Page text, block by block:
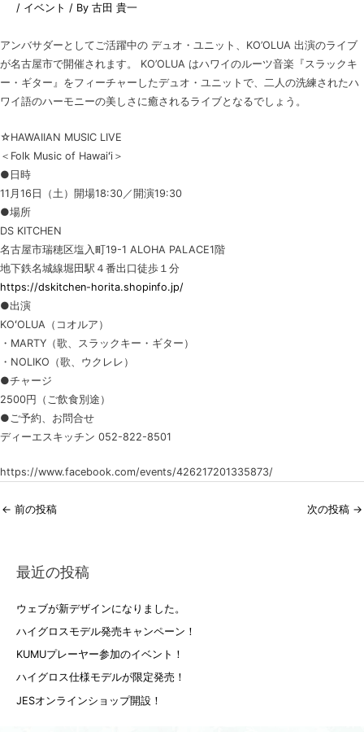
/ イベント / By 古田 貴一
アンバサダーとしてご活躍中の デュオ・ユニット、KO’OLUA 出演のライブ
が名古屋市で開催されます。 KO’OLUA はハワイのルーツ音楽『スラックキ
ー・ギター』をフィーチャーしたデュオ・ユニットで、二人の洗練されたハ
ワイ語のハーモニーの美しさに癒されるライブとなるでしょう。
☆HAWAIIAN MUSIC LIVE
＜Folk Music of Hawaiʻi＞
●日時
11月16日（土）開場18:30／開演19:30
●場所
DS KITCHEN
名古屋市瑞穂区塩入町19-1 ALOHA PALACE1階
地下鉄名城線堀田駅４番出口徒歩１分
https://dskitchen-horita.shopinfo.jp/
●出演
KOʻOLUA（コオルア）
・MARTY（歌、スラックキー・ギター）
・NOLIKO（歌、ウクレレ）
●チャージ
2500円（ご飲食別途）
●ご予約、お問合せ
ディーエスキッチン 052-822-8501
https://www.facebook.com/events/426217201335873/
← 前の投稿 次の投稿 →
最近の投稿
ウェブが新デザインになりました。
ハイグロスモデル発売キャンペーン！
KUMUプレーヤー参加のイベント！
ハイグロス仕様モデルが限定発売！
JESオンラインショップ開設！